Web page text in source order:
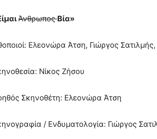
ΆνθρωποςΒία»
Ελεονώρα Άτση, Γιώργος
Νίκος Ζήσου
Σκηνοθέτη: Ελεονώρα Άτση
/ Ενδυματολογία: Γιώργος